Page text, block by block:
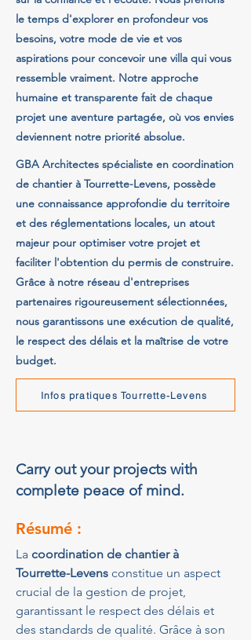
le temps d'explorer en profondeur vos
besoins, votre mode de vie et vos
aspirations pour concevoir une villa qui vous
ressemble vraiment. Notre approche
humaine et transparente fait de chaque
projet une aventure partagée, où vos envies
deviennent notre priorité absolue.
GBA Architectes spécialiste en coordination
de chantier à Tourrette-Levens, possède
une connaissance approfondie du territoire
et des réglementations locales, un atout
majeur pour optimiser votre projet et
faciliter l'obtention du permis de construire.
Grâce à notre réseau d'entreprises
partenaires rigoureusement sélectionnées,
nous garantissons une exécution de qualité,
le respect des délais et la maîtrise de votre
budget.
Infos pratiques Tourrette-Levens
Carry out your projects with
complete peace of mind.
Résumé :
La coordination de chantier à
Tourrette-Levens constitue un aspect
crucial de la gestion de projet,
garantissant le respect des délais et
des standards de qualité. Grâce à son